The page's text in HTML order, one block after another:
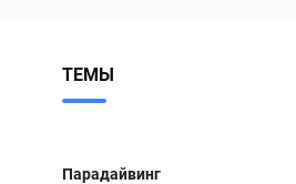
ТЕМЫ
Парадайвинг